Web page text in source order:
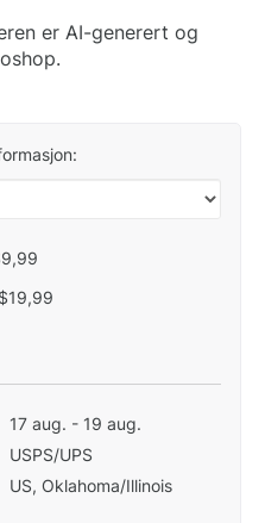
er AI-generert og
17 aug. - 19 aug.
USPS/UPS
US, Oklahoma/Illinois